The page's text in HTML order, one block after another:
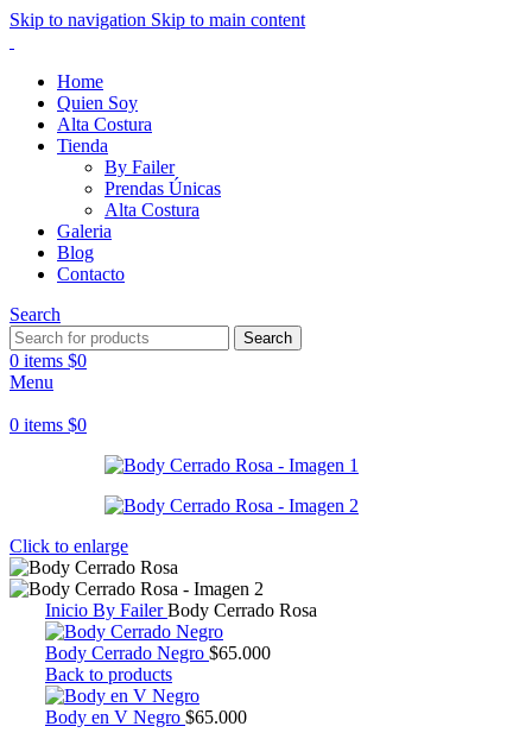
Skip to navigation Skip to main content
Home
Quien Soy
Alta Costura
Tienda
By Failer
Prendas Únicas
Alta Costura
Galeria
Blog
Contacto
Search
Search
0 items $0
Menu
0 items $0
Click to enlarge
Inicio By FailerBody Cerrado Rosa
Body Cerrado Negro $65.000
Back to products
Body en V Negro $65.000